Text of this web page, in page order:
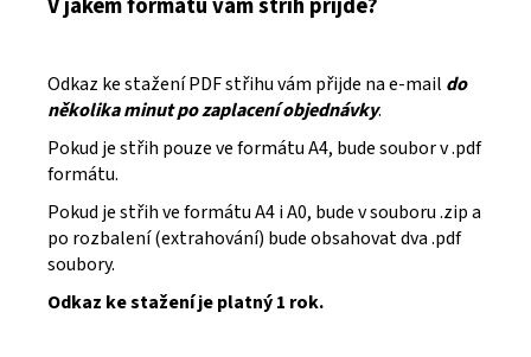
Odkaz ke stažení PDF střihu vám přijde na e-mail do
několika minut po zaplacení objednávky.
Pokud je střih pouze ve formátu A4, bude soubor v .pdf
formátu.
Pokud je střih ve formátu A4 i A0, bude v souboru .zip a
po rozbalení (extrahování) bude obsahovat dva .pdf
soubory.
Odkaz ke stažení je platný 1 rok.